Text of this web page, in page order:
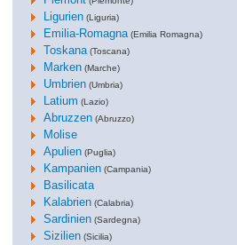
Ligurien (Liguria)
Emilia-Romagna (Emilia Romagna)
Toskana (Toscana)
Marken (Marche)
Umbrien (Umbria)
Latium (Lazio)
Abruzzen (Abruzzo)
Molise
Apulien (Puglia)
Kampanien (Campania)
Basilicata
Kalabrien (Calabria)
Sardinien (Sardegna)
Sizilien (Sicilia)